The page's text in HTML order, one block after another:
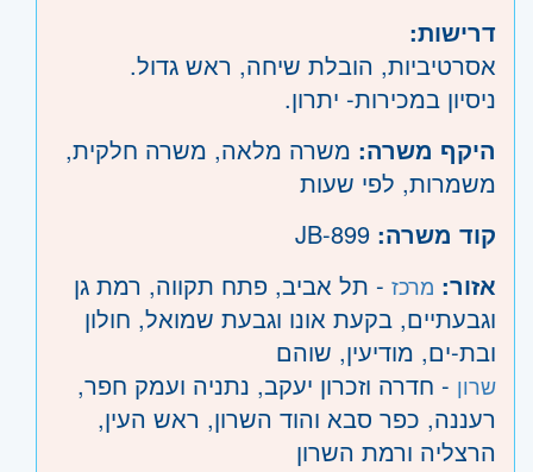
דרישות:
אסרטיביות, הובלת שיחה, ראש גדול.
ניסיון במכירות- יתרון.
היקף משרה: משרה מלאה, משרה חלקית,
משמרות, לפי שעות
קוד משרה:
אזור: מרכז - תל אביב, פתח תקווה, רמת גן
וגבעתיים, בקעת אונו וגבעת שמואל, חולון
ובת-ים, מודיעין, שוהם
שרון - חדרה וזכרון יעקב, נתניה ועמק חפר,
רעננה, כפר סבא והוד השרון, ראש העין,
הרצליה ורמת השרון